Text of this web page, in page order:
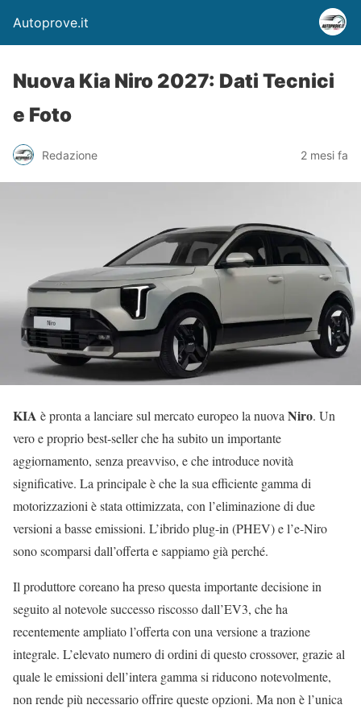
Autoprove.it
Nuova Kia Niro 2027: Dati Tecnici
e Foto
Redazione 2 mesi fa
KIA è pronta a lanciare sul mercato europeo la nuovaNiro. Un
vero e proprio best-seller che ha subito un importante
aggiornamento, senza preavviso, e che introduce novità
significative. La principale è che la sua efficiente gamma di
motorizzazioni è stata ottimizzata, con l’eliminazione di due
versioni a basse emissioni. L’ibrido plug-in (PHEV) e l’e-Niro
sono scomparsi dall’offerta e sappiamo già perché.
Il produttore coreano ha preso questa importante decisione in
seguito al notevole successo riscosso dall’EV3, che ha
recentemente ampliato l’offerta con una versione a trazione
integrale. L’elevato numero di ordini di questo crossover, grazie al
quale le emissioni dell’intera gamma si riducono notevolmente,
non rende più necessario offrire queste opzioni. Ma non è l’unica